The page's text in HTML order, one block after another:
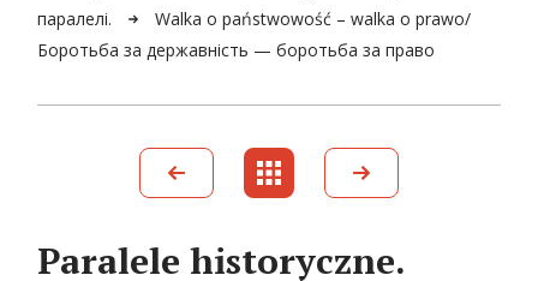
паралелі.
Walka o państwowość – walka o prawo/
Боротьба за дeржавність — боротьба за право
Paralele historyczne.